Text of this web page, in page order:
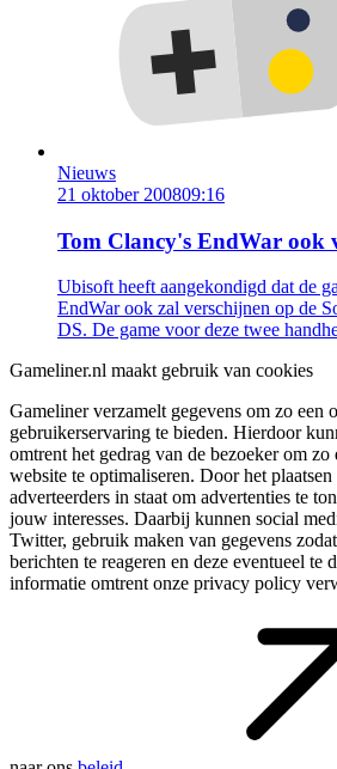
Nieuws
21 oktober 200809:16
Tom Clancy's EndWar ook
Ubisoft heeft aangekondigd dat de
EndWar ook zal verschijnen op de
DS. De game voor deze twee
Gameliner.nl maakt gebruik van cookies
Gameliner verzamelt gegevens om zo een
gebruikerservaring te bieden. Hierdoor
omtrent het gedrag van de bezoeker om
website te optimaliseren. Door het
adverteerders in staat om advertenties te
jouw interesses. Daarbij kunnen social
Twitter, gebruik maken van gegevens
berichten te reageren en deze eventueel te
informatie omtrent onze privacy policy